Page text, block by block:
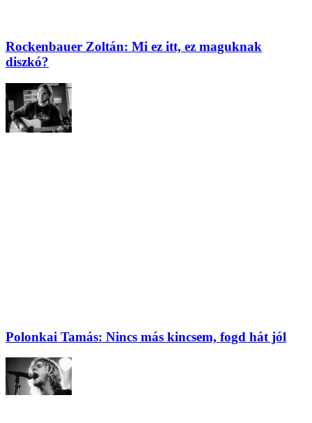
Rockenbauer Zoltán: Mi ez itt, ez maguknak
diszkó?
Polonkai Tamás: Nincs más kincsem, fogd hát jól